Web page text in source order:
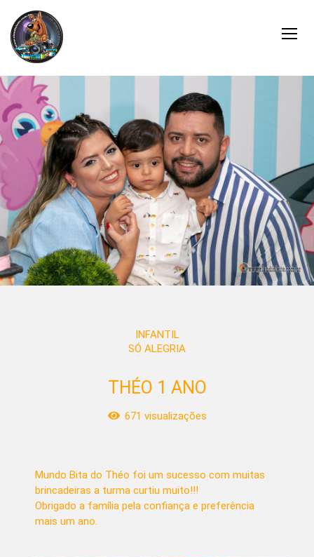
INFANTIL
SÓ ALEGRIA
THÉO 1 ANO
671 visualizações
Mundo Bita do Théo foi um sucesso com muitas
brincadeiras a turma curtiu muito!!!
Obrigado a família pela confiança e preferência
mais um ano.